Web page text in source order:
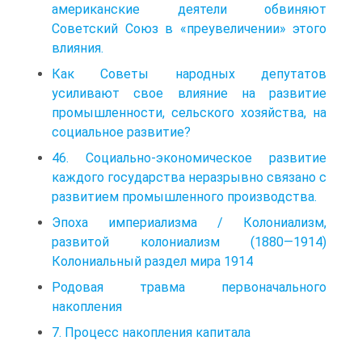
американские деятели обвиняют
Советский Союз в «преувеличении» этого
влияния.
Как Советы народных депутатов
усиливают свое влияние на развитие
промышленности, сельского хозяйства, на
социальное развитие?
46. Социально-экономическое развитие
каждого государства неразрывно связано с
развитием промышленного производства.
Эпоха империализма / Колониализм,
развитой колониализм (1880—1914)
Колониальный раздел мира 1914
Родовая травма первоначального
накопления
7. Процесс накопления капитала